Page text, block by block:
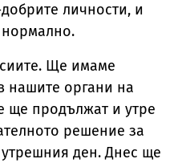
личности, и
Ще имаме
нашите органи на
ще продължат и утре
решение за
ден. Днес ще